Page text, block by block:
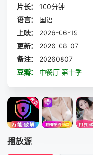
片长：
100分钟
语言：
国语
上映：
2026-06-19
更新：
2026-08-07
备注：
20260807
豆瓣：
中餐厅 第十季
播放源